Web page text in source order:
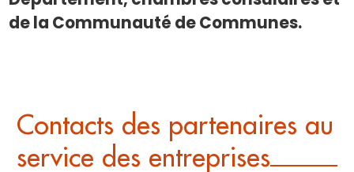
de la Communauté de Communes.
Contacts des partenaires au
service des entreprises